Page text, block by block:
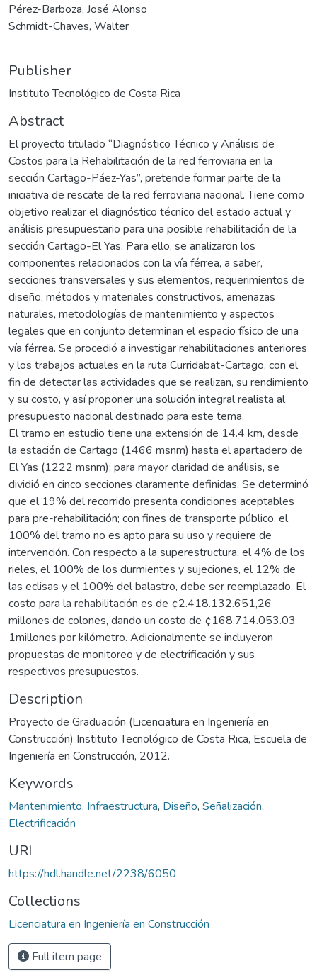
Pérez-Barboza, José Alonso
Schmidt-Chaves, Walter
Publisher
Instituto Tecnológico de Costa Rica
Abstract
El proyecto titulado “Diagnóstico Técnico y Análisis de
Costos para la Rehabilitación de la red ferroviaria en la
sección Cartago-Páez-Yas”, pretende formar parte de la
iniciativa de rescate de la red ferroviaria nacional. Tiene como
objetivo realizar el diagnóstico técnico del estado actual y
análisis presupuestario para una posible rehabilitación de la
sección Cartago-El Yas. Para ello, se analizaron los
componentes relacionados con la vía férrea, a saber,
secciones transversales y sus elementos, requerimientos de
diseño, métodos y materiales constructivos, amenazas
naturales, metodologías de mantenimiento y aspectos
legales que en conjunto determinan el espacio físico de una
vía férrea. Se procedió a investigar rehabilitaciones anteriores
y los trabajos actuales en la ruta Curridabat-Cartago, con el
fin de detectar las actividades que se realizan, su rendimiento
y su costo, y así proponer una solución integral realista al
presupuesto nacional destinado para este tema.
El tramo en estudio tiene una extensión de 14.4 km, desde
la estación de Cartago (1466 msnm) hasta el apartadero de
El Yas (1222 msnm); para mayor claridad de análisis, se
dividió en cinco secciones claramente definidas. Se determinó
que el 19% del recorrido presenta condiciones aceptables
para pre-rehabilitación; con fines de transporte público, el
100% del tramo no es apto para su uso y requiere de
intervención. Con respecto a la superestructura, el 4% de los
rieles, el 100% de los durmientes y sujeciones, el 12% de
las eclisas y el 100% del balastro, debe ser reemplazado. El
costo para la rehabilitación es de ¢2.418.132.651,26
millones de colones, dando un costo de ¢168.714.053.03
1millones por kilómetro. Adicionalmente se incluyeron
propuestas de monitoreo y de electrificación y sus
respectivos presupuestos.
Description
Proyecto de Graduación (Licenciatura en Ingeniería en
Construcción) Instituto Tecnológico de Costa Rica, Escuela de
Ingeniería en Construcción, 2012.
Keywords
Mantenimiento, Infraestructura, Diseño, Señalización,
Electrificación
URI
https://hdl.handle.net/2238/6050
Collections
Licenciatura en Ingeniería en Construcción
Full item page